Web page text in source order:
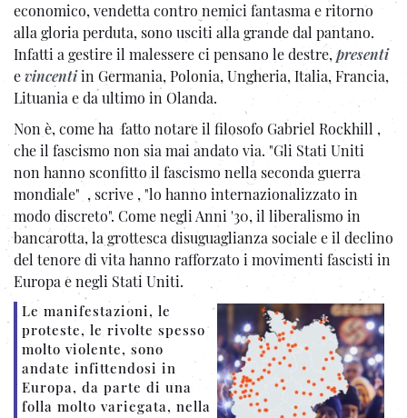
economico, vendetta contro nemici fantasma e ritorno
alla gloria perduta, sono usciti alla grande dal pantano.
Infatti a gestire il malessere ci pensano le destre, presenti
evincentiin Germania, Polonia, Ungheria, Italia, Francia,
Lituania e da ultimo in Olanda.
Non è, come ha fatto notare il filosofo Gabriel Rockhill ,
che il fascismo non sia mai andato via. "Gli Stati Uniti
non hanno sconfitto il fascismo nella seconda guerra
mondiale" , scrive , "lo hanno internazionalizzato in
modo discreto". Come negli Anni '30, il liberalismo in
bancarotta, la grottesca disuguaglianza sociale e il declino
del tenore di vita hanno rafforzato i movimenti fascisti in
Europa e negli Stati Uniti.
Le manifestazioni, le
proteste, le rivolte spesso
molto violente, sono
andate infittendosi in
Europa, da parte di una
folla molto variegata, nella